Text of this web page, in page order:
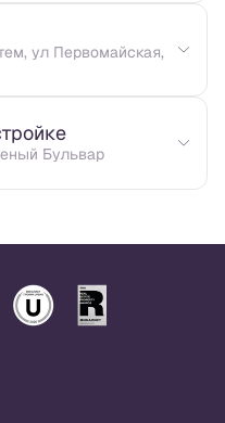
ул Первомайская,
Бульвар